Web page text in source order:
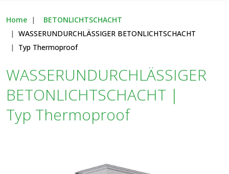
Home
BETONLICHTSCHACHT
WASSERUNDURCHLÄSSIGER BETONLICHTSCHACHT
Typ Thermoproof
WASSERUNDURCHLÄSSIGER
BETONLICHTSCHACHT |
Typ Thermoproof